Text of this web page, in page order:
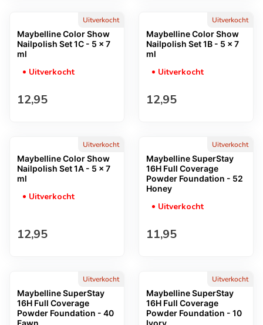
Uitverkocht
Maybelline Color Show
Nailpolish Set 1C - 5 x 7
ml
Uitverkocht
Normale prijs
12,95
Uitverkocht
Maybelline Color Show
Nailpolish Set 1B - 5 x 7
ml
Uitverkocht
Normale prijs
12,95
Uitverkocht
Maybelline Color Show
Nailpolish Set 1A - 5 x 7
ml
Uitverkocht
Normale prijs
12,95
Uitverkocht
Maybelline SuperStay
16H Full Coverage
Powder Foundation - 52
Honey
Uitverkocht
Normale prijs
11,95
Uitverkocht
Maybelline SuperStay
16H Full Coverage
Powder Foundation - 40
Uitverkocht
Maybelline SuperStay
16H Full Coverage
Powder Foundation - 10